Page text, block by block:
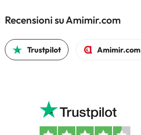
Recensioni su Amimir.com
Trustpilot Amimir.com